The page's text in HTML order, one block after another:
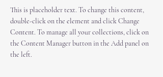
This is placeholder text. To change this content,
double-click on the element and click Change
Content. To manage all your collections, click on
the Content Manager button in the Add panel on
the left.